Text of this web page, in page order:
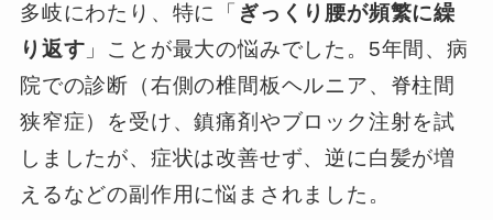
多岐にわたり、特に「 ぎっくり腰が頻繁に繰
り返す 」ことが最大の悩みでした。5年間、病
院での診断（右側の椎間板ヘルニア、脊柱間
狭窄症）を受け、鎮痛剤やブロック注射を試
しましたが、症状は改善せず、逆に白髪が増
えるなどの副作用に悩まされました。